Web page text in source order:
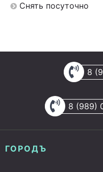
Снять посуточно
8
8 (989)
ГОРОДЪ